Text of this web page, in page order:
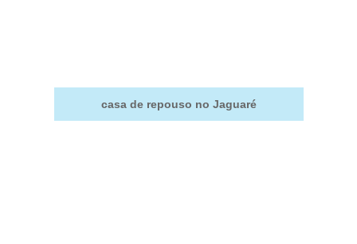
casa de repouso no Jaguaré